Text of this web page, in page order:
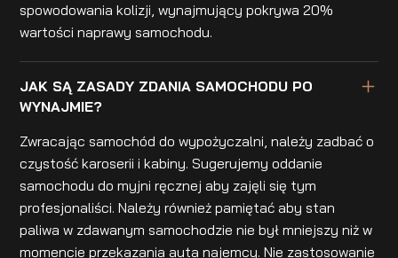
spowodowania kolizji, wynajmujący pokrywa 20%
wartości naprawy samochodu.
JAK SĄ ZASADY ZDANIA SAMOCHODU PO
WYNAJMIE?
Zwracając samochód do wypożyczalni, należy zadbać o
czystość karoserii i kabiny. Sugerujemy oddanie
samochodu do myjni ręcznej aby zajęli się tym
profesjonaliści. Należy również pamiętać aby stan
paliwa w zdawanym samochodzie nie był mniejszy niż w
momencie przekazania auta najemcy. Nie zastosowanie